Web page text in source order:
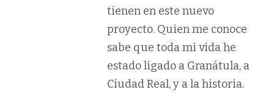
tienen en este nuevo
proyecto. Quien me conoce
sabe que toda mi vida he
estado ligado a Granátula, a
Ciudad Real, y a la historia.